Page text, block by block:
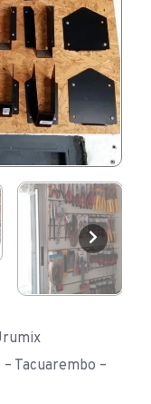
Tacuarembo –